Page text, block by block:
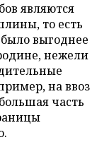
являются
то есть
выгоднее
нежели
на ввоз
часть